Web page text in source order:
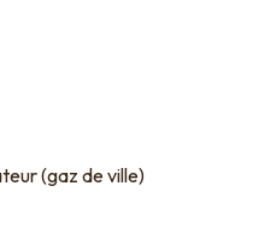
(gaz de ville)